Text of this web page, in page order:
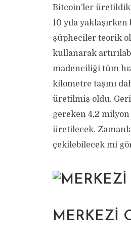
Bitcoin’ler
10 yıla
şüpheciler teorik
kullanarak
madenciliği tüm
kilometre taşını
üretilmiş oldu.
gereken 4,2 milyon
üretilecek.
çekilebilecek mi
MERKEZI